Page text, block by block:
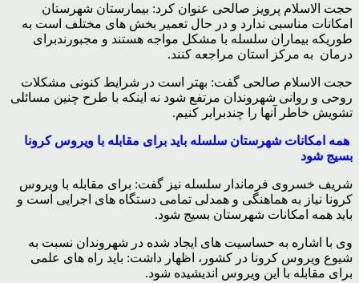
حجت الاسلام پرویز صالحی عنوان کرد: بیمارستان شهرستان
امکانات مناسبی ندارد و در حال تعمیر بخش های مختلف است به
طوریکه بیماران سلسله با مشکل مواجه هستند و مجبورندبرای
درمان به مرکز استان مراجعه کنند.
حجت الاسلام صالحی گفت: بهتر است در شرایط کنونی مشکلات
روحی و روانی شهروندان مرتفع شود نه اینکه با طرح چنین مسائلی
تشویش خاطر آنها را چندبرابر کنیم.
همه امکانات شهرستان سلسله باید برای مقابله با ویروس کرونا
بسیج شود
شریف خسروی فرماندار سلسله نیز گفت: برای مقابله با ویروس
کرونا نیاز به هماهنگی و همدلی تمامی دستگاه های اجرایی است و
باید همه امکانات شهرستان بسیج شود.
وی با اشاره به حساسیت های ایجاد شده در شهروندان نسبت به
شیوع ویروس کرونا در کشور، اظهار داشت: باید راه های علمی
برای مقابله با این ویروس اندیشیده شود.